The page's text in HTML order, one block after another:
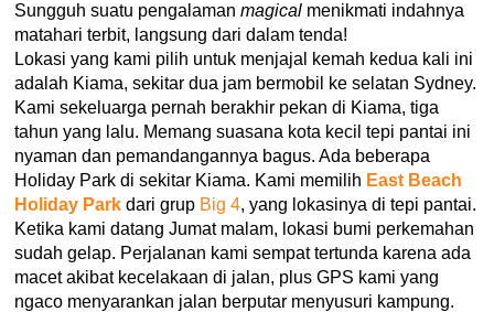
Sungguh suatu pengalamanmagical menikmati indahnya
matahari terbit, langsung dari dalam tenda!
Lokasi yang kami pilih untuk menjajal kemah kedua kali ini
adalah Kiama, sekitar dua jam bermobil ke selatan Sydney.
Kami sekeluarga pernah berakhir pekan di Kiama, tiga
tahun yang lalu. Memang suasana kota kecil tepi pantai ini
nyaman dan pemandangannya bagus. Ada beberapa
Holiday Park di sekitar Kiama. Kami memilih East Beach
Holiday Park dari grup Big 4, yang lokasinya di tepi pantai.
Ketika kami datang Jumat malam, lokasi bumi perkemahan
sudah gelap. Perjalanan kami sempat tertunda karena ada
macet akibat kecelakaan di jalan, plus GPS kami yang
ngaco menyarankan jalan berputar menyusuri kampung.